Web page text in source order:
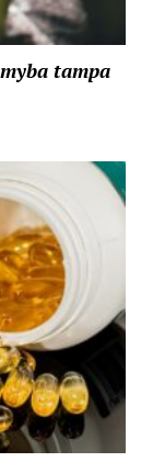
tampa